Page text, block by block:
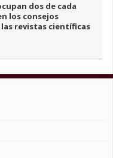
dos de cada
los consejos
revistas científicas